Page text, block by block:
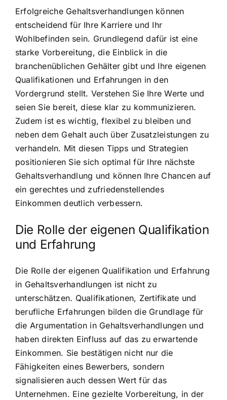
Erfolgreiche Gehaltsverhandlungen können
entscheidend für Ihre Karriere und Ihr
Wohlbefinden sein. Grundlegend dafür ist eine
starke Vorbereitung, die Einblick in die
branchenüblichen Gehälter gibt und Ihre eigenen
Qualifikationen und Erfahrungen in den
Vordergrund stellt. Verstehen Sie Ihre Werte und
seien Sie bereit, diese klar zu kommunizieren.
Zudem ist es wichtig, flexibel zu bleiben und
neben dem Gehalt auch über Zusatzleistungen zu
verhandeln. Mit diesen Tipps und Strategien
positionieren Sie sich optimal für Ihre nächste
Gehaltsverhandlung und können Ihre Chancen auf
ein gerechtes und zufriedenstellendes
Einkommen deutlich verbessern.
Die Rolle der eigenen Qualifikation
und Erfahrung
Die Rolle der eigenen Qualifikation und Erfahrung
in Gehaltsverhandlungen ist nicht zu
unterschätzen. Qualifikationen, Zertifikate und
berufliche Erfahrungen bilden die Grundlage für
die Argumentation in Gehaltsverhandlungen und
haben direkten Einfluss auf das zu erwartende
Einkommen. Sie bestätigen nicht nur die
Fähigkeiten eines Bewerbers, sondern
signalisieren auch dessen Wert für das
Unternehmen. Eine gezielte Vorbereitung, in der